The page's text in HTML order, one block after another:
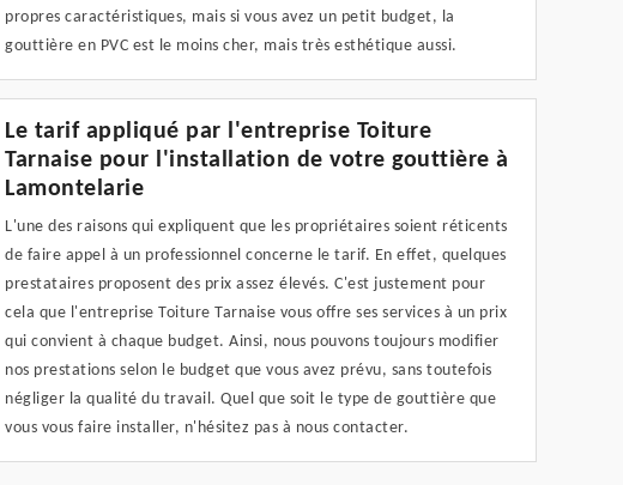
propres caractéristiques, mais si vous avez un petit budget, la
gouttière en PVC est le moins cher, mais très esthétique aussi.
Le tarif appliqué par l'entreprise Toiture
Tarnaise pour l'installation de votre gouttière à
Lamontelarie
L'une des raisons qui expliquent que les propriétaires soient réticents
de faire appel à un professionnel concerne le tarif. En effet, quelques
prestataires proposent des prix assez élevés. C'est justement pour
cela que l'entreprise Toiture Tarnaise vous offre ses services à un prix
qui convient à chaque budget. Ainsi, nous pouvons toujours modifier
nos prestations selon le budget que vous avez prévu, sans toutefois
négliger la qualité du travail. Quel que soit le type de gouttière que
vous vous faire installer, n'hésitez pas à nous contacter.